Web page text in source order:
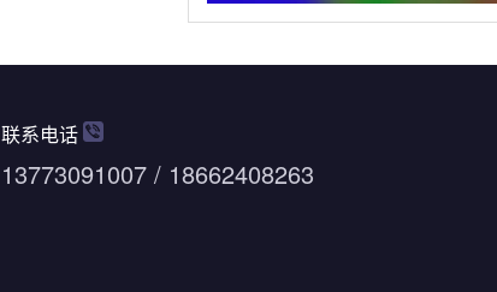
联系电话
13773091007 / 18662408263